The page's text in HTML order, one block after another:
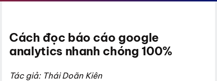
Cách đọc báo cáo google
analytics nhanh chóng 100%
Tác giả: Thái Doãn Kiên